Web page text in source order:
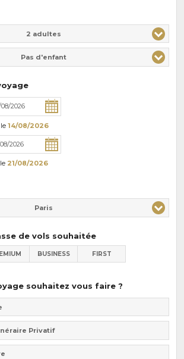
2 adultes
Pas d'enfant
14/08/2026
21/08/2026
Paris
de vols souhaitée
BUSINESS FIRST
souhaitez vous faire ?
Privatif